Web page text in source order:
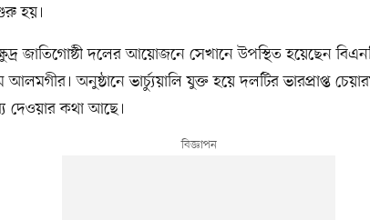
হয়।
জাতিগোষ্ঠী দলের আয়োজনে সেখানে উপস্থিত হয়েছেন
অনুষ্ঠানে ভার্চ্যুয়ালি যুক্ত হয়ে দলটির ভারপ্রাপ্ত
দেওয়ার কথা আছে।